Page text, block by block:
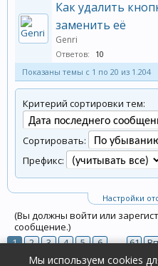
Как удалить
заменить её
Genri
Ответов: 10
Показаны темы с 1 по 20 из 1.204
Настройки
Критерий сортировки тем:
Сортировать:
Префикс:
(Вы должны войти или
сообщение.)
1
2 3 4 5 6 → 61
Мы используем cookies